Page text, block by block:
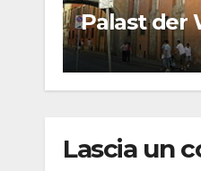
Palast der
Lascia un